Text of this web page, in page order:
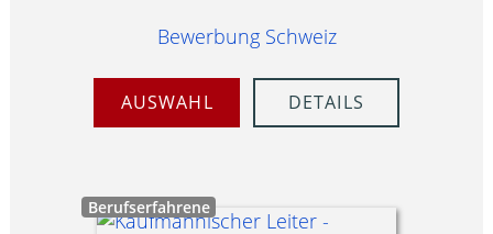
Bewerbung Schweiz
AUSWAHL DETAILS
Berufserfahrene